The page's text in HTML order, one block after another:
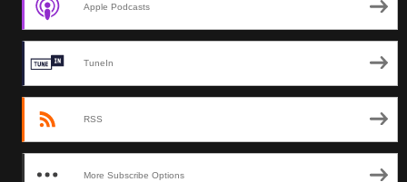
Apple Podcasts
TuneIn
RSS
More Subscribe Options